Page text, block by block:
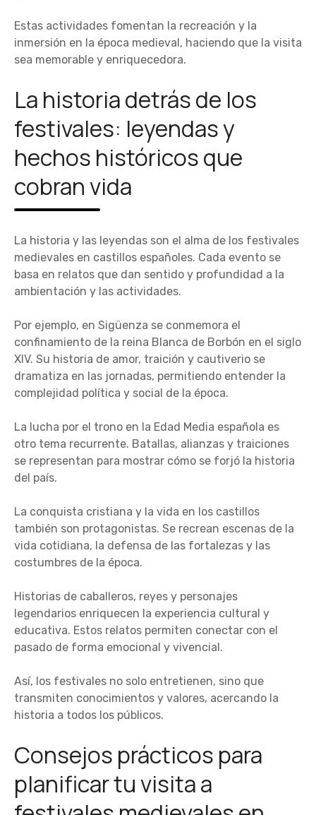
Estas actividades fomentan la recreación y la
inmersión en la época medieval, haciendo que la visita
sea memorable y enriquecedora.
La historia detrás de los
festivales: leyendas y
hechos históricos que
cobran vida
La historia y las leyendas son el alma de los festivales
medievales en castillos españoles. Cada evento se
basa en relatos que dan sentido y profundidad a la
ambientación y las actividades.
Por ejemplo, en Sigüenza se conmemora el
confinamiento de la reina Blanca de Borbón en el siglo
XIV. Su historia de amor, traición y cautiverio se
dramatiza en las jornadas, permitiendo entender la
complejidad política y social de la época.
La lucha por el trono en la Edad Media española es
otro tema recurrente. Batallas, alianzas y traiciones
se representan para mostrar cómo se forjó la historia
del país.
La conquista cristiana y la vida en los castillos
también son protagonistas. Se recrean escenas de la
vida cotidiana, la defensa de las fortalezas y las
costumbres de la época.
Historias de caballeros, reyes y personajes
legendarios enriquecen la experiencia cultural y
educativa. Estos relatos permiten conectar con el
pasado de forma emocional y vivencial.
Así, los festivales no solo entretienen, sino que
transmiten conocimientos y valores, acercando la
historia a todos los públicos.
Consejos prácticos para
planificar tu visita a